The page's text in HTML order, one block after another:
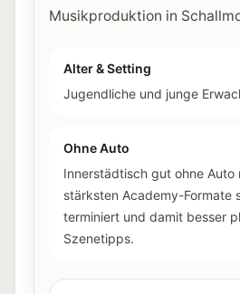
Musikproduktion in
Alter & Setting
Jugendliche und junge
Ohne Auto
Innerstädtisch gut ohne Auto
stärksten Academy-Formate
terminiert und damit besser
Szenetipps.